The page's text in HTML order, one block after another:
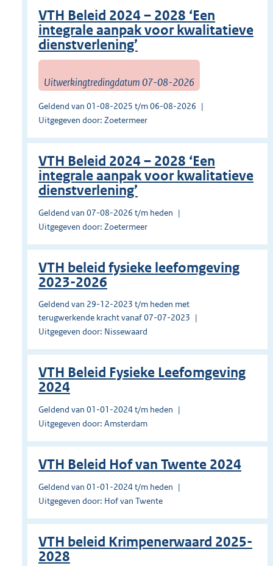
VTH Beleid 2024 – 2028 ‘Een
integrale aanpak voor kwalitatieve
dienstverlening’
Uitwerkingtredingdatum 07-08-2026
Geldend van 01-08-2025 t/m 06-08-2026
Uitgegeven door: Zoetermeer
VTH Beleid 2024 – 2028 ‘Een
integrale aanpak voor kwalitatieve
dienstverlening’
Geldend van 07-08-2026 t/m heden
Uitgegeven door: Zoetermeer
VTH beleid fysieke leefomgeving
2023-2026
Geldend van 29-12-2023 t/m heden met
terugwerkende kracht vanaf 07-07-2023
Uitgegeven door: Nissewaard
VTH Beleid Fysieke Leefomgeving
2024
Geldend van 01-01-2024 t/m heden
Uitgegeven door: Amsterdam
VTH Beleid Hof van Twente 2024
Geldend van 01-01-2024 t/m heden
Uitgegeven door: Hof van Twente
VTH beleid Krimpenerwaard 2025-
2028